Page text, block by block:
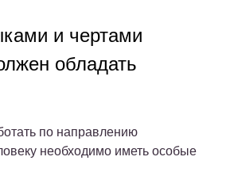
и чертами
обладать
по направлению
необходимо иметь особые